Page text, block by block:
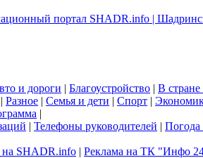
и дороги | Благоустройство | В
| Разное | Семья и дети | Спорт |
|
| Телефоны руководителей |
на SHADR.info | Реклама на ТК "Инфо